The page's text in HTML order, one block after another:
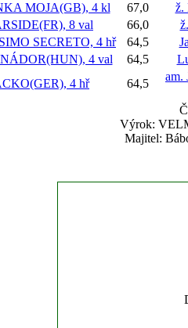
MOJA(GB), 4 kl 67,0
ž.
8 val 66,0
SECRETO, 4 hř 64,5
4 val 64,5
4 hř 64,5
am.
Výrok:
Majitel: